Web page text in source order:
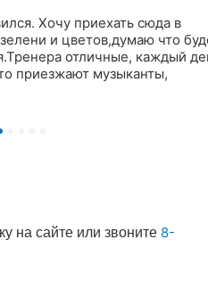
Хочу приехать сюда в
и цветов,думаю что
отличные, каждый
приезжают музыканты,
на сайте или звоните 8-